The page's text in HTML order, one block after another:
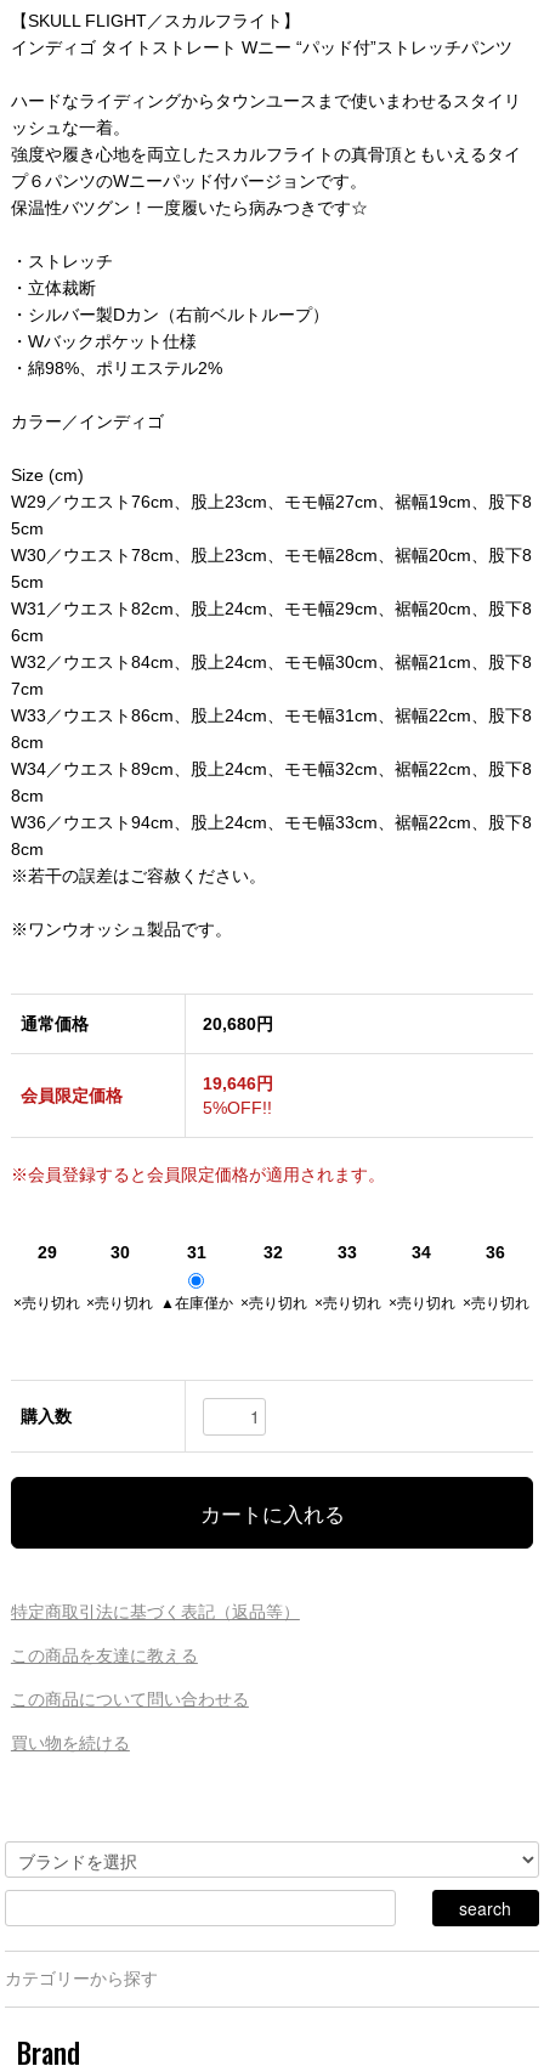
【SKULL FLIGHT／スカルフライト】
インディゴ タイトストレート Wニー “パッド付”ストレッチパンツ
ハードなライディングからタウンユースまで使いまわせるスタイリ
ッシュな一着。
強度や履き心地を両立したスカルフライトの真骨頂ともいえるタイ
プ６パンツのWニーパッド付バージョンです。
保温性バツグン！一度履いたら病みつきです☆
・ストレッチ
・立体裁断
・シルバー製Dカン（右前ベルトループ）
・Wバックポケット仕様
・綿98%、ポリエステル2%
カラー／インディゴ
Size (cm)
W29／ウエスト76cm、股上23cm、モモ幅27cm、裾幅19cm、股下8
5cm
W30／ウエスト78cm、股上23cm、モモ幅28cm、裾幅20cm、股下8
5cm
W31／ウエスト82cm、股上24cm、モモ幅29cm、裾幅20cm、股下8
6cm
W32／ウエスト84cm、股上24cm、モモ幅30cm、裾幅21cm、股下8
7cm
W33／ウエスト86cm、股上24cm、モモ幅31cm、裾幅22cm、股下8
8cm
W34／ウエスト89cm、股上24cm、モモ幅32cm、裾幅22cm、股下8
8cm
W36／ウエスト94cm、股上24cm、モモ幅33cm、裾幅22cm、股下8
8cm
※若干の誤差はご容赦ください。
※ワンウオッシュ製品です。
通常価格 20,680円
会員限定価格
19,646円
5%OFF!!
※会員登録すると会員限定価格が適用されます。
29 30 31 32 33 34 36
×売り切れ ×売り切れ ▲在庫僅か ×売り切れ ×売り切れ ×売り切れ ×売り切れ
購入数
特定商取引法に基づく表記（返品等）
この商品を友達に教える
この商品について問い合わせる
買い物を続ける
カテゴリーから探す
Brand